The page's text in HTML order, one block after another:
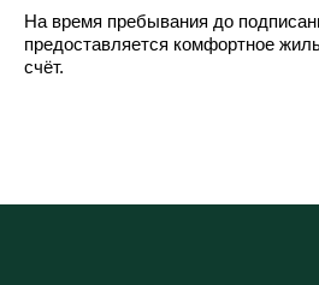
На время пребывания до
предоставляется комфортное
счёт.